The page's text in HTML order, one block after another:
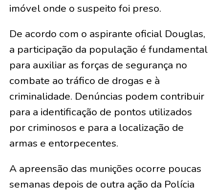
imóvel onde o suspeito foi preso.
De acordo com o aspirante oficial Douglas,
a participação da população é fundamental
para auxiliar as forças de segurança no
combate ao tráfico de drogas e à
criminalidade. Denúncias podem contribuir
para a identificação de pontos utilizados
por criminosos e para a localização de
armas e entorpecentes.
A apreensão das munições ocorre poucas
semanas depois de outra ação da Polícia